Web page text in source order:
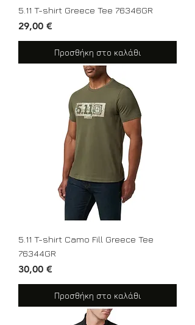
5.11 T-shirt Greece Tee 76346GR
Τιμή
29,00 €
Προσθήκη στο καλάθι
5.11 T-shirt Camo Fill Greece Tee
76344GR
Τιμή
30,00 €
Προσθήκη στο καλάθι